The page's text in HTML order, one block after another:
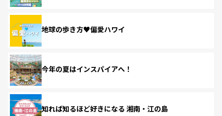
地球の歩き方♥偏愛ハワイ
今年の夏はインスパイアへ！
知れば知るほど好きになる 湘南・江の島